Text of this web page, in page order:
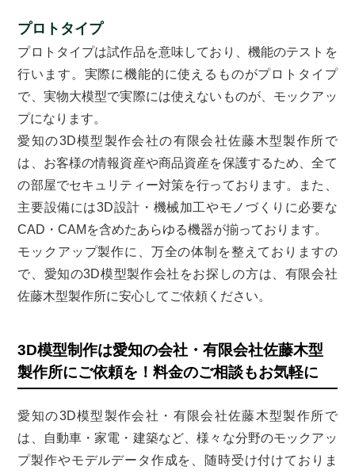
プロトタイプ
プロトタイプは試作品を意味しており、機能のテストを
行います。実際に機能的に使えるものがプロトタイプ
で、実物大模型で実際には使えないものが、モックアッ
プになります。
愛知の3D模型製作会社の有限会社佐藤木型製作所で
は、お客様の情報資産や商品資産を保護するため、全て
の部屋でセキュリティー対策を行っております。また、
主要設備には3D設計・機械加工やモノづくりに必要な
CAD・CAMを含めたあらゆる機器が揃っております。
モックアップ製作に、万全の体制を整えておりますの
で、愛知の3D模型製作会社をお探しの方は、有限会社
佐藤木型製作所に安心してご依頼ください。
3D模型制作は愛知の会社・有限会社佐藤木型
製作所にご依頼を！料金のご相談もお気軽に
愛知の3D模型製作会社・有限会社佐藤木型製作所で
は、自動車・家電・建築など、様々な分野のモックアッ
プ製作やモデルデータ作成を、随時受け付けておりま